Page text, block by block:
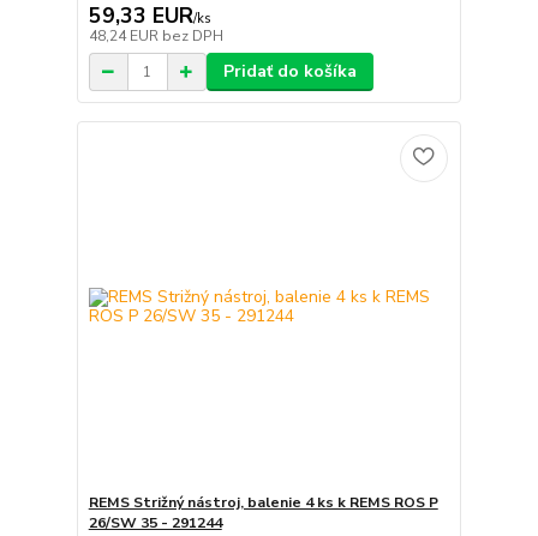
59,33 EUR/ks
48,24 EUR bez DPH
Pridať do košíka
REMS Strižný nástroj, balenie 4 ks k REMS ROS P
26/SW 35 - 291244